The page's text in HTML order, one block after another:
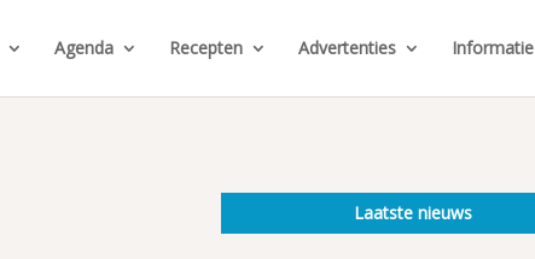
Agenda Recepten Advertenties Informatie
Laatste nieuws